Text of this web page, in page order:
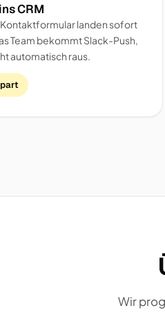
CRM
landen sofort
Team bekommt Slack-Push,
automatisch raus.
Wir